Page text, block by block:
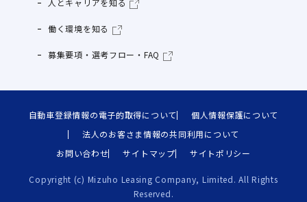
人とキャリアを知る
働く環境を知る
募集要項・選考フロー・FAQ
自動車登録情報の電子的取得について
個人情報保護について
法人のお客さま情報の共同利用について
お問い合わせ
サイトマップ サイトポリシー
Copyright (c) Mizuho Leasing Company, Limited. All Rights
Reserved.